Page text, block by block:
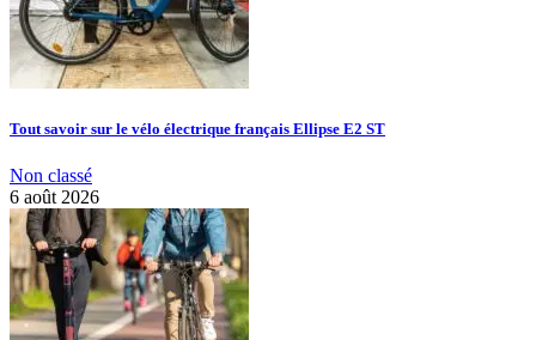
Tout savoir sur le vélo électrique français Ellipse E2 ST
Non classé
6 août 2026